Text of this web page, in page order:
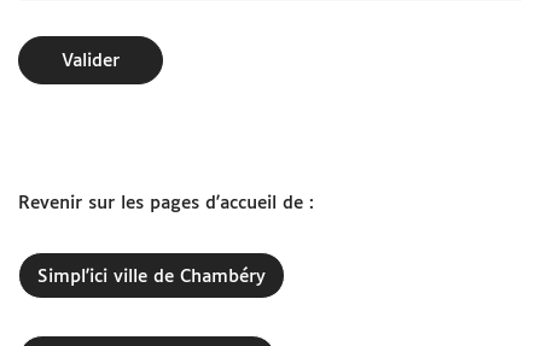
Valider
Revenir sur les pages d'accueil de :
Simpl'ici ville de Chambéry